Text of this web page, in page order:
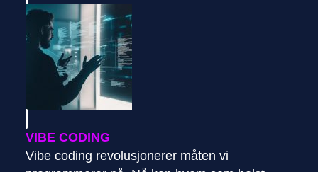
VIBE CODING
Vibe coding revolusjonerer måten vi